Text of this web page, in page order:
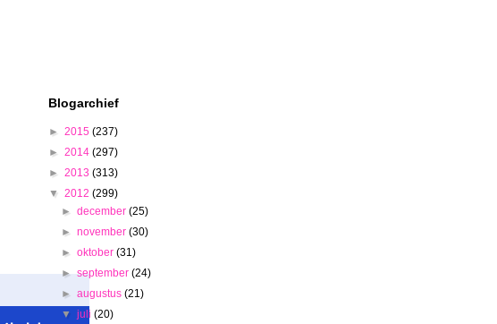
Blogarchief
► 2015 (237)
► 2014 (297)
► 2013 (313)
▼ 2012 (299)
►december(25)
►november(30)
►oktober(31)
►september(24)
►augustus(21)
▼juli(20)